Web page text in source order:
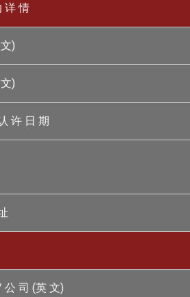
详 情
)
)
许 日 期
公 司 (英 文)